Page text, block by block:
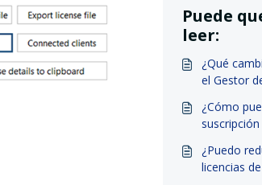
Puede
leer:
¿Qué
el Gestor
¿Cómo
¿Puedo
licencias